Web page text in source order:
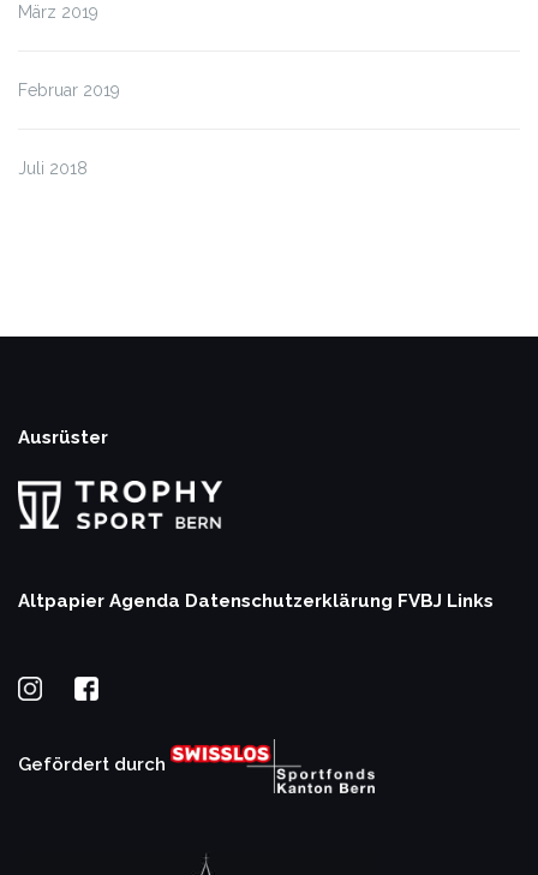
März 2019
Februar 2019
Juli 2018
Ausrüster
Altpapier Agenda Datenschutzerklärung FVBJ Links
Gefördert durch